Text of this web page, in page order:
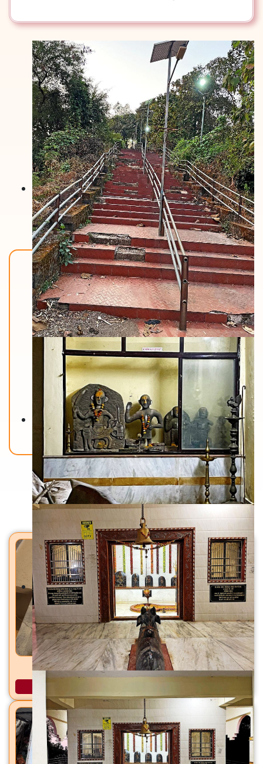
Back To Home
मंदिरे
कालीबाडी माता मंदिर वर्तकनगर, ठाणे (पश्चिम), जि. ठाणे